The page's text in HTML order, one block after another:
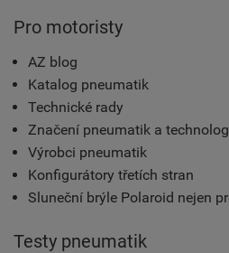
Pro motoristy
AZ blog
Katalog pneumatik
Technické rady
Značení pneumatik a
Výrobci pneumatik
Konfigurátory třetích stran
Sluneční brýle Polaroid nejen
Testy pneumatik